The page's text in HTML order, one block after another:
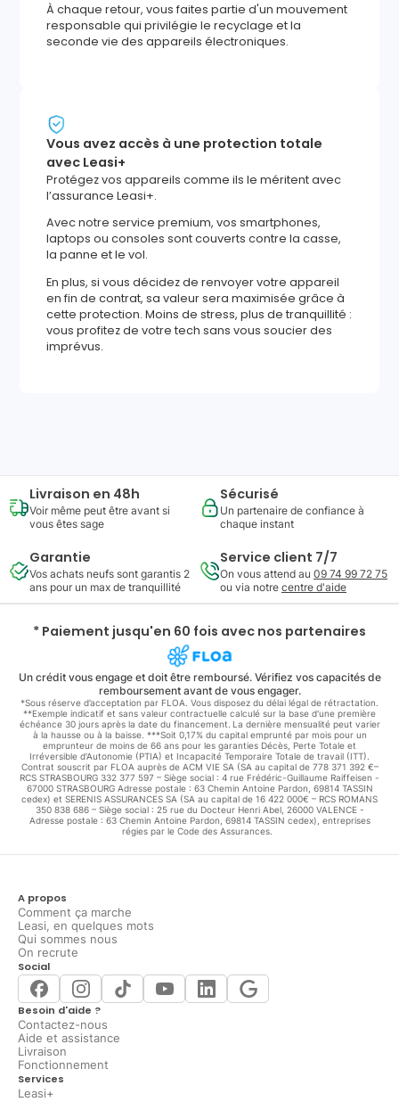
À chaque retour, vous faites partie d'un mouvement
responsable qui privilégie le recyclage et la
seconde vie des appareils électroniques.
Vous avez accès à une protection totale
avec Leasi+
Protégez vos appareils comme ils le méritent avec
l’assurance Leasi+.
Avec notre service premium, vos smartphones,
laptops ou consoles sont couverts contre la casse,
la panne et le vol.
En plus, si vous décidez de renvoyer votre appareil
en fin de contrat, sa valeur sera maximisée grâce à
cette protection. Moins de stress, plus de tranquillité :
vous profitez de votre tech sans vous soucier des
imprévus.
Livraison en 48h
Voir même peut être avant si
vous êtes sage
Sécurisé
Un partenaire de confiance à
chaque instant
Garantie
Vos achats neufs sont garantis 2
ans pour un max de tranquillité
Service client 7/7
On vous attend au 09 74 99 72 75
ou via notre centre d'aide
* Paiement jusqu'en 60 fois avec nos partenaires
Un crédit vous engage et doit être remboursé. Vérifiez vos capacités de
remboursement avant de vous engager.
*Sous réserve d’acceptation par FLOA. Vous disposez du délai légal de rétractation.
**Exemple indicatif et sans valeur contractuelle calculé sur la base d'une première
échéance 30 jours après la date du financement. La dernière mensualité peut varier
à la hausse ou à la baisse. ***Soit 0,17% du capital emprunté par mois pour un
emprunteur de moins de 66 ans pour les garanties Décès, Perte Totale et
Irréversible d'Autonomie (PTIA) et Incapacité Temporaire Totale de travail (ITT).
Contrat souscrit par FLOA auprès de ACM VIE SA (SA au capital de 778 371 392 €–
RCS STRASBOURG 332 377 597 – Siège social : 4 rue Frédéric-Guillaume Raiffeisen -
67000 STRASBOURG Adresse postale : 63 Chemin Antoine Pardon, 69814 TASSIN
cedex) et SERENIS ASSURANCES SA (SA au capital de 16 422 000€ – RCS ROMANS
350 838 686 – Siège social : 25 rue du Docteur Henri Abel, 26000 VALENCE -
Adresse postale : 63 Chemin Antoine Pardon, 69814 TASSIN cedex), entreprises
régies par le Code des Assurances.
A propos
Comment ça marche
Leasi, en quelques mots
Qui sommes nous
On recrute
Social
Besoin d'aide ?
Contactez-nous
Aide et assistance
Livraison
Fonctionnement
Services
Leasi+